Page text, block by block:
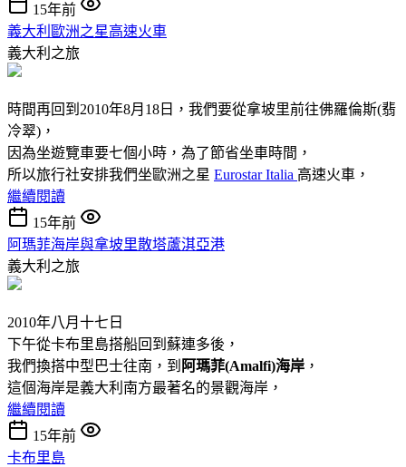
15年前
義大利歐洲之星高速火車
義大利之旅
時間再回到2010年8月18日，我們要從拿坡里前往佛羅倫斯(翡
冷翠)，
因為坐遊覽車要七個小時，為了節省坐車時間，
所以旅行社安排我們坐歐洲之星 Eurostar Italia 高速火車，
繼續閱讀
15年前
阿瑪菲海岸與拿坡里散塔蘆淇亞港
義大利之旅
2010年八月十七日
下午從卡布里島搭船回到蘇連多後，
我們換搭中型巴士往南，到 阿瑪菲(Amalfi)海岸 ，
這個海岸是義大利南方最著名的景觀海岸，
繼續閱讀
15年前
卡布里島